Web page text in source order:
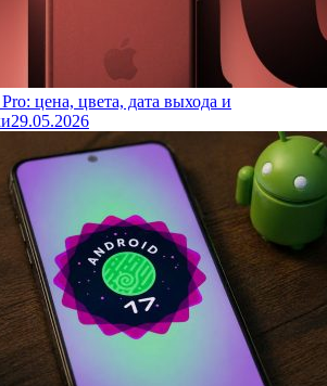
цена, цвета, дата выхода и
29.05.2026